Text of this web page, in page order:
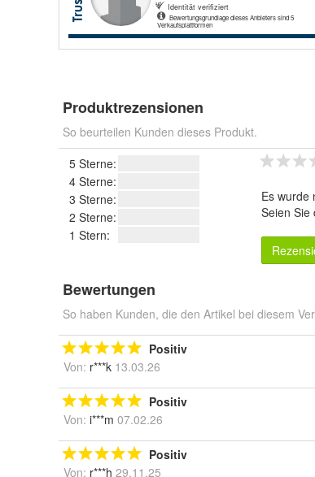
Produktrezensionen
So beurteilen Kunden dieses Produkt.
5 Sterne:
4 Sterne:
3 Sterne:
2 Sterne:
1 Stern:
Es wurde
Seien Sie
Bewertungen
So haben Kunden, die den Artikel bei diesem
Positiv
Von: r***k 13.03.26
Positiv
Von: i***m 07.02.26
Positiv
Von: r***h 29.11.25